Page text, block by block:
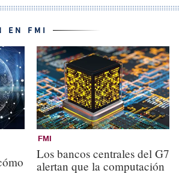
EN FMI
FMI
Los bancos centrales del G7
alertan que la computación